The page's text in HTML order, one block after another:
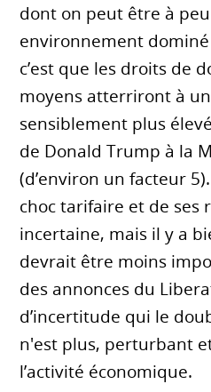
dont on peut être à
environnement
c’est que les droits de
moyens atterriront à
sensiblement plus
de Donald Trump à la
(d’environ un facteur
choc tarifaire et de ses
incertaine, mais il y a
devrait être moins
des annonces du
d’incertitude qui le
n'est plus, perturbant
l’activité économique.